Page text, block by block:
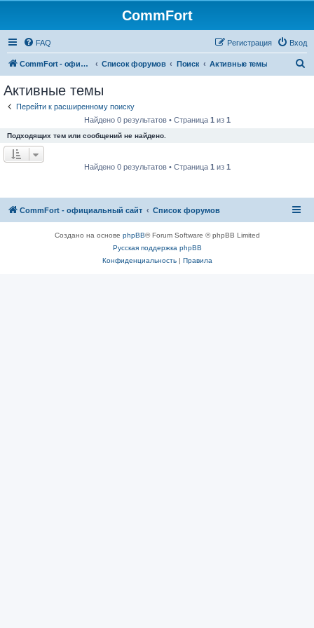
CommFort
FAQ Вход
Регистрация
CommFort - официальный сайт Список форумов Поиск Активные темы
Активные темы
Перейти к расширенному поиску
Найдено 0 результатов • Страница 1 из 1
Подходящих тем или сообщений не найдено.
Найдено 0 результатов • Страница 1 из 1
CommFort - официальный сайт Список форумов
Создано на основе phpBB® Forum Software © phpBB Limited
Русская поддержка phpBB
Конфиденциальность| Правила